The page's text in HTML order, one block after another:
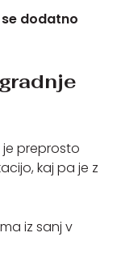
dodatno
je preprosto
kaj pa je z
iz sanj v